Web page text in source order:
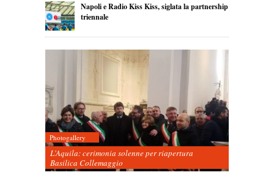
Napoli e Radio Kiss Kiss, siglata la partnership
triennale
Photogallery
L’Aquila: cerimonia solenne per riapertura
Basilica Collemaggio